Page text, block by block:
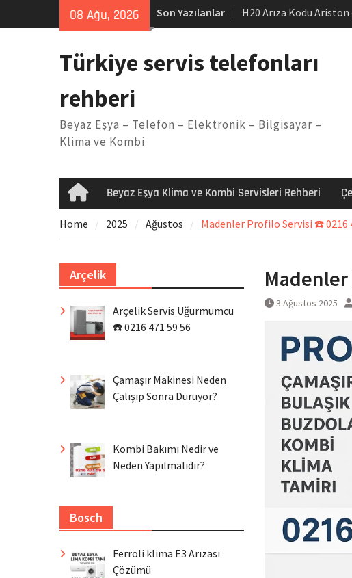
08 Ağu, 2026 Son Yazılanlar
H20 Arıza Kodu Ariston
makinesi Sorunu
Arçelik buzdolabı F5
Ferroli klima E3 Arızası
Türkiye servis telefonları
rehberi
Beyaz Eşya – Telefon – Elektronik – Bilgisayar –
Klima ve Kombi
HomeBeyaz Eşya Klima ve Kombi Servisleri Rehberi
Home 2025 Ağustos Madenler Profilo Servisi ☎️ 0216
3 Ağustos 2025
Arçelik
Arçelik Servis Uğurmumcu
☎️ 0216 471 59 56
Çamaşır Makinesi Neden
Çalışıp Sonra Duruyor?
Kombi Bakımı Nedir ve
Neden Yapılmalıdır?
Bosch
Ferroli klima E3 Arızası
Çözümü